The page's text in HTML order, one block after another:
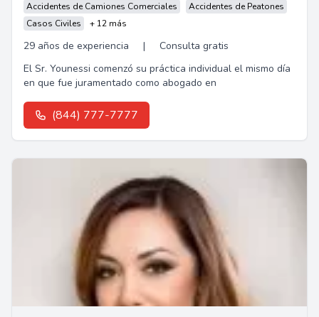
Accidentes de Camiones Comerciales
Accidentes de Peatones
Casos Civiles
+ 12 más
29 años de experiencia |
Consulta gratis
El Sr. Younessi comenzó su práctica individual el mismo día
en que fue juramentado como abogado en
(844) 777-7777